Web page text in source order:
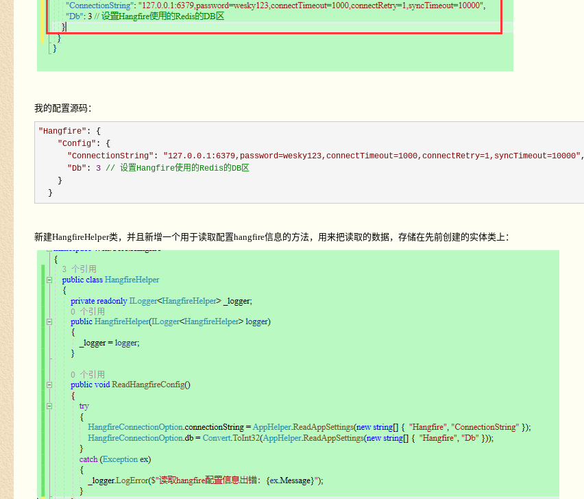
我的配置源码：
"Hangfire" : {
"Config" : {
"ConnectionString" : "127.0.0.1:6379,password=wesky123,connectTimeout=1000,connectRetry=1,syncTimeout=10000",
"Db" : 3 // 设置Hangfire使用的Redis的DB区
    }
  }
新建HangfireHelper类，并且新增一个用于读取配置hangfire信息的方法，用来把读取的数据，存储在先前创建的实体类上：